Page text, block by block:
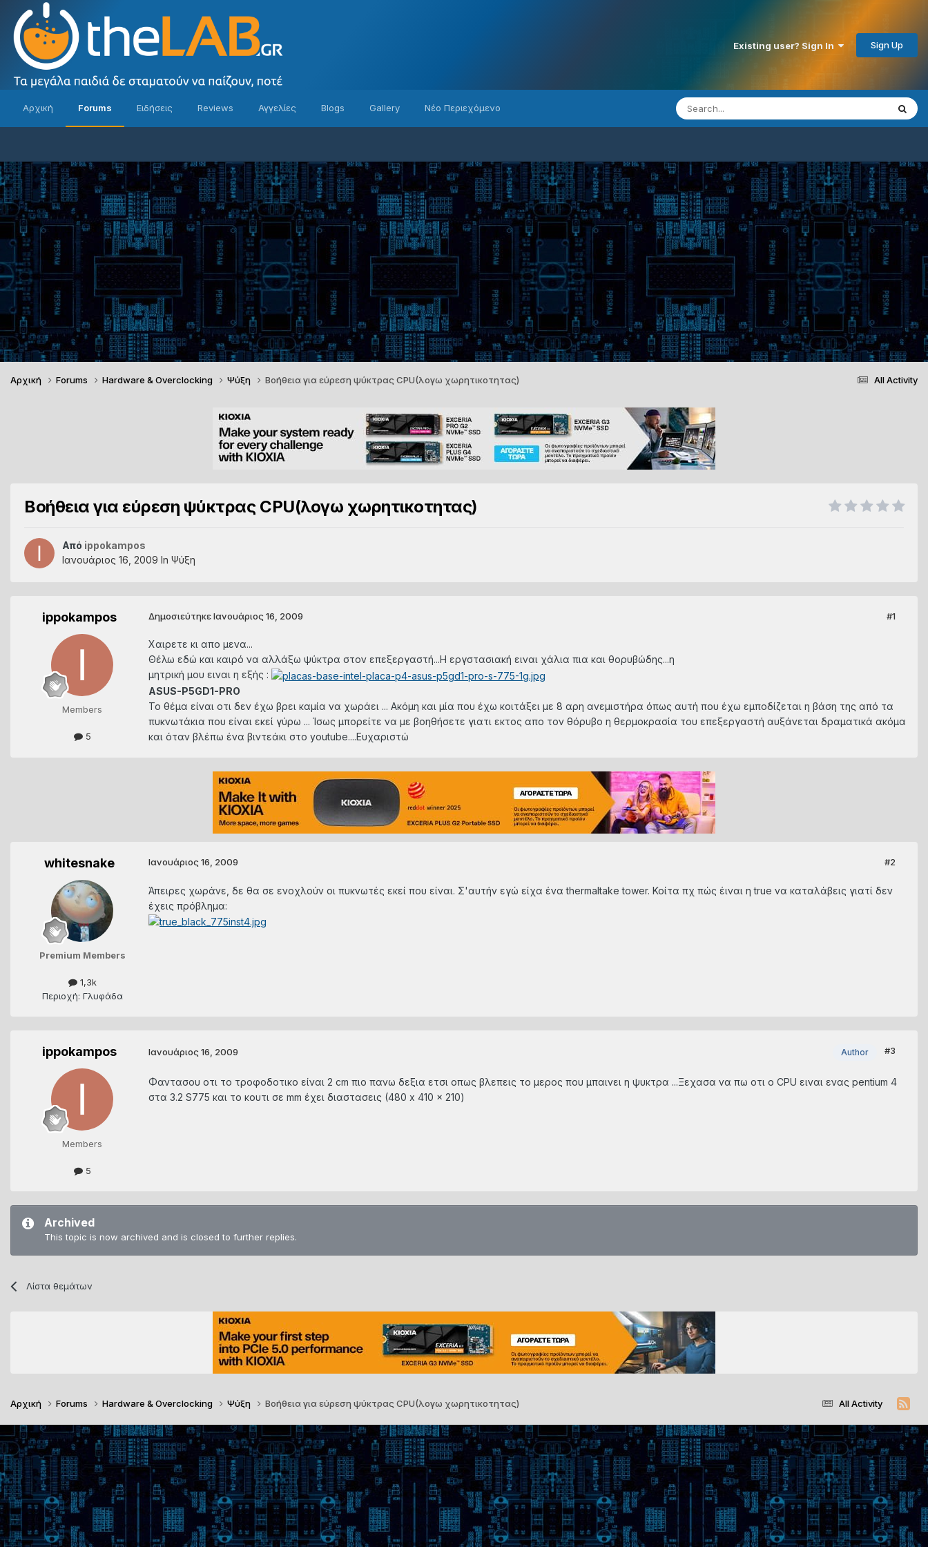
Existing user? Sign In Sign Up
Αρχική Forums Ειδήσεις Reviews Αγγελίες Blogs Gallery Νέο Περιεχόμενο
All Activity
Αρχική Forums Hardware & Overclocking Ψύξη Βοήθεια για εύρεση ψύκτρας CPU(λογω χωρητικοτητας)
Βοήθεια για εύρεση ψύκτρας CPU(λογω χωρητικοτητας)
Από ippokampos
Ιανουάριος 16, 2009 In Ψύξη
ippokampos
Members
5
#1
ΔημοσιεύτηκεΙανουάριος 16, 2009
Χαιρετε κι απο μενα...
Θέλω εδώ και καιρό να αλλάξω ψύκτρα στον επεξεργαστή...Η εργστασιακή ειναι χάλια πια και θορυβώδης...η
μητρική μου ειναι η εξής :
ASUS-P5GD1-PRO
Το θέμα είναι οτι δεν έχω βρει καμία να χωράει ... Ακόμη και μία που έχω κοιτάξει με 8 αρη ανεμιστήρα όπως αυτή που έχω εμποδίζεται η βάση της από τα
πυκνωτάκια που είναι εκεί γύρω ... Ίσως μπορείτε να με βοηθήσετε γιατι εκτος απο τον θόρυβο η θερμοκρασία του επεξεργαστή αυξάνεται δραματικά ακόμα
και όταν βλέπω ένα βιντεάκι στο youtube....Ευχαριστώ
whitesnake
Premium Members
1,3k
Περιοχή: Γλυφάδα
#2
Ιανουάριος 16, 2009
Άπειρες χωράνε, δε θα σε ενοχλούν οι πυκνωτές εκεί που είναι. Σ'αυτήν εγώ είχα ένα thermaltake tower. Κοίτα πχ πώς έιναι η true να καταλάβεις γιατί δεν
έχεις πρόβλημα:
ippokampos
Members
5
Author #3
Ιανουάριος 16, 2009
Φαντασου οτι το τροφοδοτικο είναι 2 cm πιο πανω δεξια ετσι οπως βλεπεις τo μερος που μπαινει η ψυκτρα ...Ξεχασα να πω οτι ο CPU ειναι ενας pentium 4
στα 3.2 S775 και το κουτι σε mm έχει διαστασεις (480 x 410 x 210)
Archived
This topic is now archived and is closed to further replies.
Λίστα θεμάτων
All Activity
Αρχική Forums Hardware & Overclocking Ψύξη Βοήθεια για εύρεση ψύκτρας CPU(λογω χωρητικοτητας)